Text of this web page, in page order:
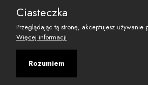
reset@resetobywatelski.pl
Ciasteczka
Przeglądając tą stronę, akceptujesz używanie
Więcej informacji
Rozumiem